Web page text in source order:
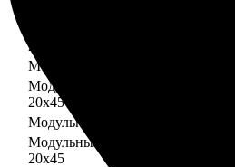
20х45
Модульный пенокартон из пяти
Модульный пенокартон из шести
20х45
Модульный пенокартон из семи
Модульный пенокартон из
20х45